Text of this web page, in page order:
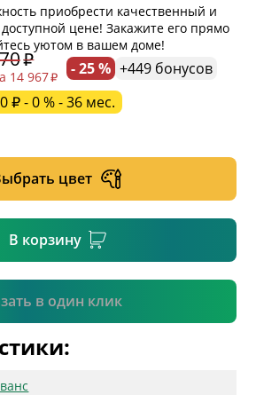
приобрести качественный и
цене! Закажите его прямо
уютом в вашем доме!
14 967 - 25 % +449 бонусов
0 ₽ - 0 % - 36 мес.
цвет
В корзину
в один клик
Подтвердить